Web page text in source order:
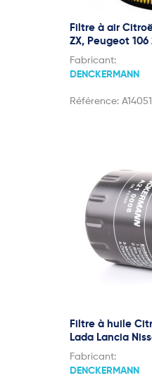
Filtre à air
ZX, Peugeot 106
Fabricant:
DENCKERMANN
Référence:
Filtre à huile
Lada Lancia
Fabricant:
DENCKERMANN